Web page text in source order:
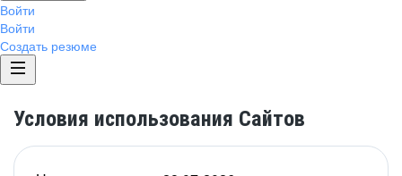
Войти
Войти
Создать резюме
Условия использования Сайтов